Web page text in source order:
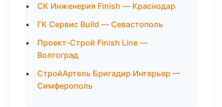
СК Инженерия Finish — Краснодар
ГК Сервис Build — Севастополь
Проект-Строй Finish Line —
Волгоград
СтройАртель Бригадир Интерьер —
Симферополь